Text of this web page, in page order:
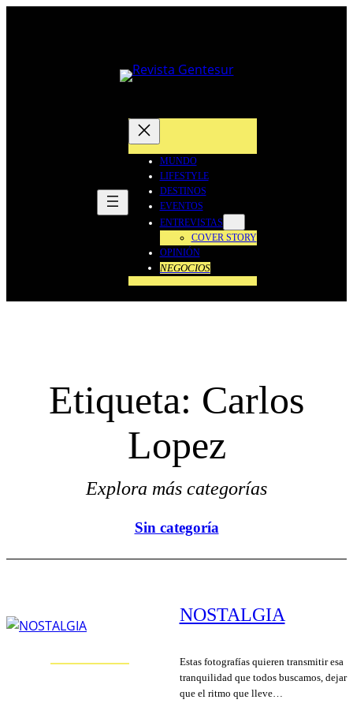
MUNDO
LIFESTYLE
DESTINOS
EVENTOS
ENTREVISTAS
COVER STORY
OPINIÓN
NEGOCIOS
Etiqueta: Carlos
Lopez
Explora más categorías
Sin categoría
NOSTALGIA
Estas fotografías quieren transmitir esa
tranquilidad que todos buscamos, dejar
que el ritmo que lleve…